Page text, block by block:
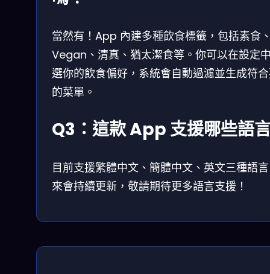
當然有！App 內建多種飲食標籤，包括素食
Vegan、清真、猶太潔食等。你可以在設定
選你的飲食偏好，系統會自動過濾並生成符
的菜單。
Q3：這款 App 支援哪些語
目前支援繁體中文、簡體中文、英文三種語
來會持續更新，敬請期待更多語言支援！